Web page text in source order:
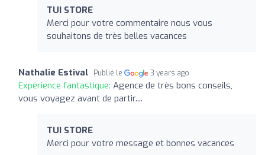
TUI STORE
Merci pour votre commentaire nous vous
souhaitons de très belles vacances
Nathalie Estival Publié le 3 years ago
Expérience fantastique: Agence de très bons conseils,
vous voyagez avant de partir....
TUI STORE
Merci pour votre message et bonnes vacances